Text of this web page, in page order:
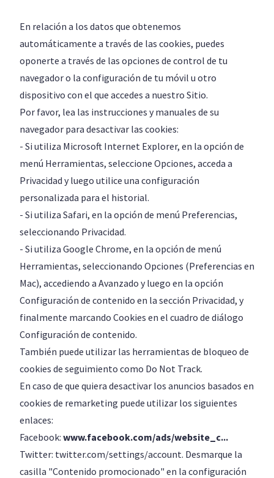
En relación a los datos que obtenemos
automáticamente a través de las cookies, puedes
oponerte a través de las opciones de control de tu
navegador o la configuración de tu móvil u otro
dispositivo con el que accedes a nuestro Sitio.
Por favor, lea las instrucciones y manuales de su
navegador para desactivar las cookies:
- Si utiliza Microsoft Internet Explorer, en la opción de
menú Herramientas, seleccione Opciones, acceda a
Privacidad y luego utilice una configuración
personalizada para el historial.
- Si utiliza Safari, en la opción de menú Preferencias,
seleccionando Privacidad.
- Si utiliza Google Chrome, en la opción de menú
Herramientas, seleccionando Opciones (Preferencias en
Mac), accediendo a Avanzado y luego en la opción
Configuración de contenido en la sección Privacidad, y
finalmente marcando Cookies en el cuadro de diálogo
Configuración de contenido.
También puede utilizar las herramientas de bloqueo de
cookies de seguimiento como Do Not Track.
En caso de que quiera desactivar los anuncios basados en
cookies de remarketing puede utilizar los siguientes
enlaces:
Facebook: www.facebook.com/ads/website_c...
Twitter: twitter.com/settings/account. Desmarque la
casilla "Contenido promocionado" en la configuración